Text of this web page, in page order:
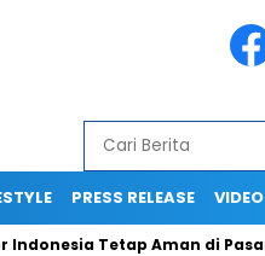
PRESS RELEASE VIDEO
Tetap Aman di Pasar Global